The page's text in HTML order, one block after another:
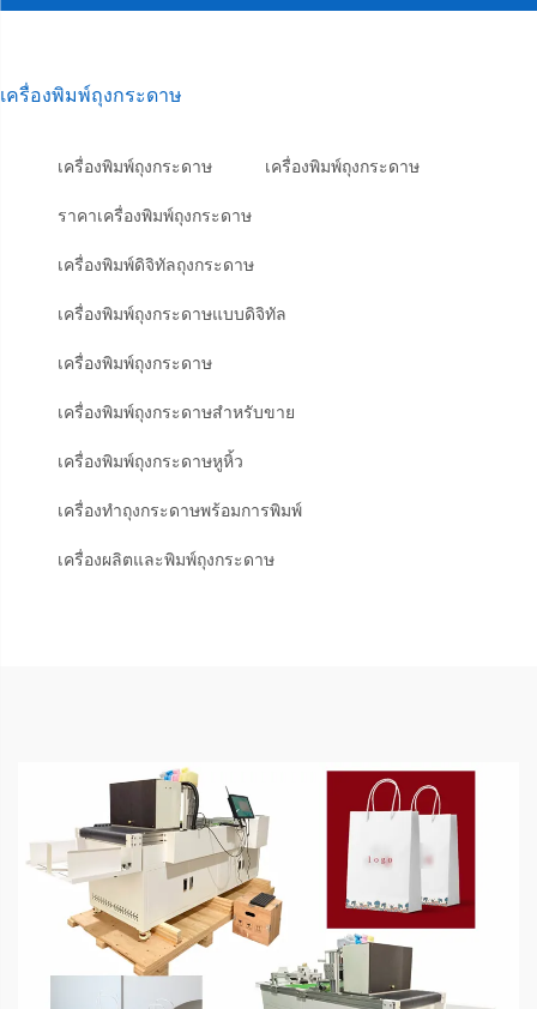
เครื่องพิมพ์ถุงกระดาษ
เครื่องพิมพ์ถุงกระดาษ เครื่องพิมพ์ถุงกระดาษ
ราคาเครื่องพิมพ์ถุงกระดาษ
เครื่องพิมพ์ดิจิทัลถุงกระดาษ
เครื่องพิมพ์ถุงกระดาษแบบดิจิทัล
เครื่องพิมพ์ถุงกระดาษ
เครื่องพิมพ์ถุงกระดาษสำหรับขาย
เครื่องพิมพ์ถุงกระดาษหูหิ้ว
เครื่องทำถุงกระดาษพร้อมการพิมพ์
เครื่องผลิตและพิมพ์ถุงกระดาษ